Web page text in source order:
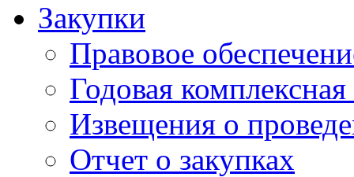
Закупки
Правовое
Годовая
Извещения о
Отчет о закупках